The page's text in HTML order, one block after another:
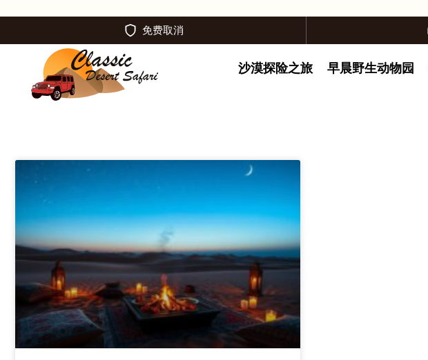
免费取消
沙漠探险之旅 早晨野生动物园